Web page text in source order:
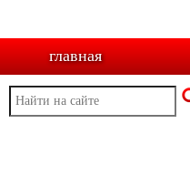
главная